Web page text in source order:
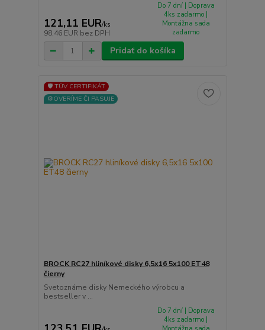
121,11 EUR/ks
98,46 EUR bez DPH
Do 7 dní | Doprava
4ks zadarmo |
Montážna sada
zadarmo
Pridať do košíka
🛡️ TÜV CERTIFIKÁT
⚙️OVERÍME ČI PASUJE
BROCK RC27 hliníkové disky 6,5x16 5x100 ET48
čierny
Svetoznáme disky Nemeckého výrobcu a
bestseller v ...
Do 7 dní | Doprava
4ks zadarmo |